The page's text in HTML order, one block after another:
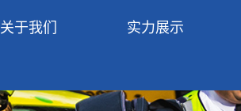
关于我们 实力展示